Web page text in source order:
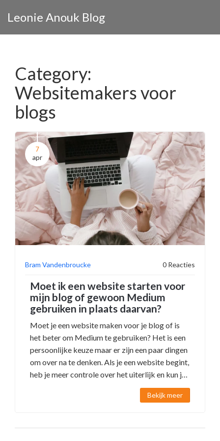
Leonie Anouk Blog
Category:
Websitemakers voor
blogs
7
apr
Bram Vandenbroucke 0 Reacties
Moet ik een website starten voor
mijn blog of gewoon Medium
gebruiken in plaats daarvan?
Moet je een website maken voor je blog of is
het beter om Medium te gebruiken? Het is een
persoonlijke keuze maar er zijn een paar dingen
om over na te denken. Als je een website begint,
heb je meer controle over het uiterlijk en kun je
meer functies toevoegen. Als je echter Medium
gebruikt, heb je de kracht van een grootBekijk meer